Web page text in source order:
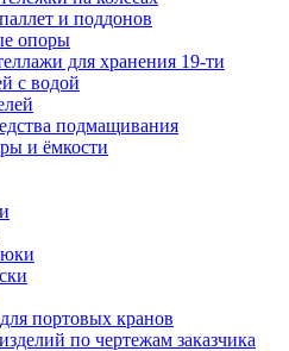
и поддонов
опоры
для хранения 19-ти
с водой
подмащивания
и ёмкости
портовых кранов
по чертежам заказчика